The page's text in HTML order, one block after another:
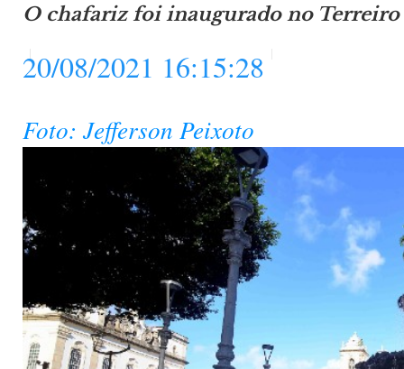
O chafariz foi inaugurado no Terreiro
20/08/2021 16:15:28
Foto: Jefferson Peixoto